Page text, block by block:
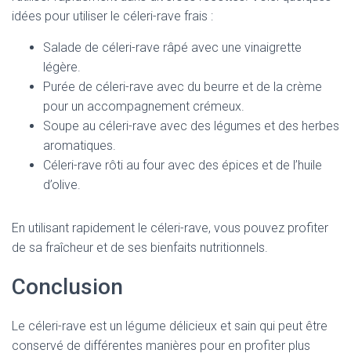
idées pour utiliser le céleri-rave frais :
Salade de céleri-rave râpé avec une vinaigrette
légère.
Purée de céleri-rave avec du beurre et de la crème
pour un accompagnement crémeux.
Soupe au céleri-rave avec des légumes et des herbes
aromatiques.
Céleri-rave rôti au four avec des épices et de l’huile
d’olive.
En utilisant rapidement le céleri-rave, vous pouvez profiter
de sa fraîcheur et de ses bienfaits nutritionnels.
Conclusion
Le céleri-rave est un légume délicieux et sain qui peut être
conservé de différentes manières pour en profiter plus